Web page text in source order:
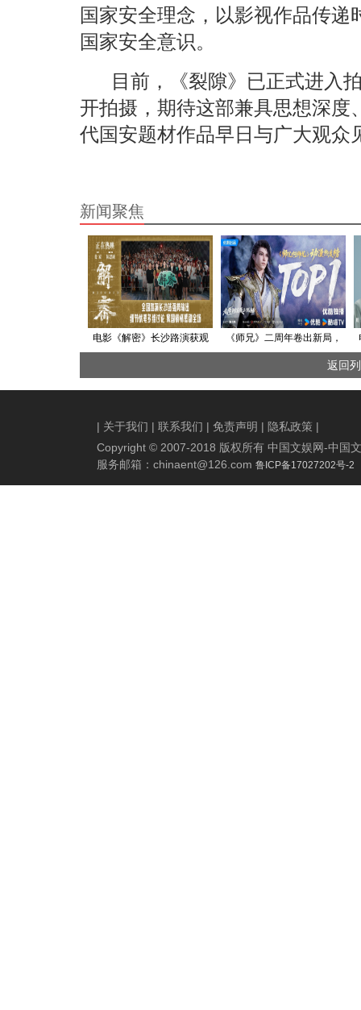
国家安全理念，以影视作品传
国家安全意识。
目前，《裂隙》已正式进入
开拍摄，期待这部兼具思想深度
代国安题材作品早日与广大观众
新闻聚焦
电影《解密》长沙路演获观
思值得二刷
《师兄》二周年卷出新局，
优酷动漫“新原创”战略完美升
维！
返回
| 关于我们 | 联系我们 | 免责声明 | 隐私政策 |
Copyright © 2007-2018 版权所有 中国文娱网-中国
服务邮箱： chinaent@126.com 鲁ICP备17027202号-2